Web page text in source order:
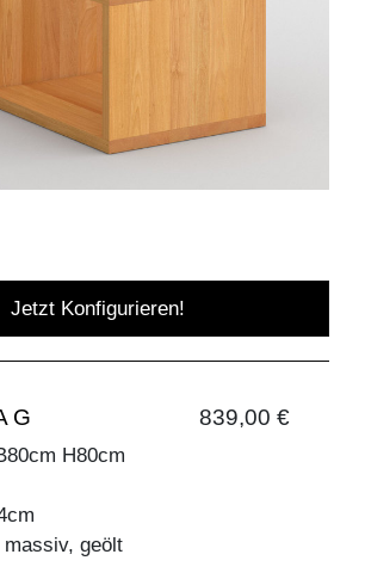
Jetzt Konfigurieren!
G 839,00 €
H80cm
geölt